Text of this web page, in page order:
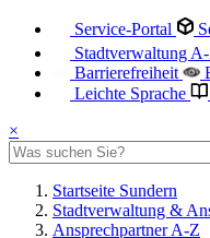
Service-Portal
Stadtverwaltung
Barrierefreiheit
Leichte Sprache
×
Startseite Sundern
Stadtverwaltung &
Ansprechpartner A-Z